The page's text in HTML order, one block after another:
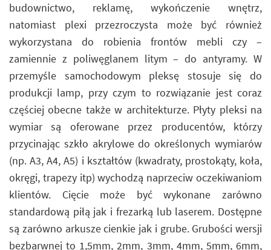
budownictwo, reklamę, wykończenie wnętrz,
natomiast plexi przezroczysta może być również
wykorzystana do robienia frontów mebli czy –
zamiennie z poliwęglanem litym – do antyramy. W
przemyśle samochodowym pleksę stosuje się do
produkcji lamp, przy czym to rozwiązanie jest coraz
częściej obecne także w architekturze. Płyty pleksi na
wymiar są oferowane przez producentów, którzy
przycinając szkło akrylowe do określonych wymiarów
(np. A3, A4, A5) i kształtów (kwadraty, prostokąty, koła,
okręgi, trapezy itp) wychodzą naprzeciw oczekiwaniom
klientów. Cięcie może być wykonane zarówno
standardową piłą jak i frezarką lub laserem. Dostępne
są zarówno arkusze cienkie jak i grube. Grubości wersji
bezbarwnej to 1,5mm, 2mm, 3mm, 4mm, 5mm, 6mm,